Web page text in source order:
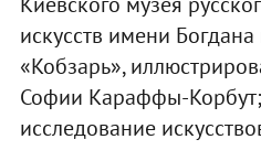
искусств имени
«Кобзарь»,
Софии Караффы-
исследование